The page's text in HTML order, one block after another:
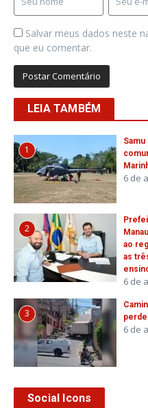
Salvar meus dados neste
que eu comentar.
LEIA TAMBÉM
1
6 de
2
ao
as
6 de
3
6 de
Social Icons